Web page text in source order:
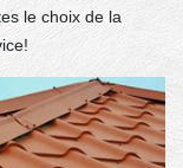
le choix de la